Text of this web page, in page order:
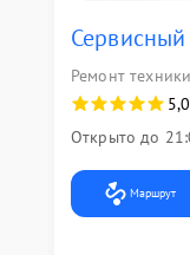
Ремонт
5,0
Открыто до
Маршрут